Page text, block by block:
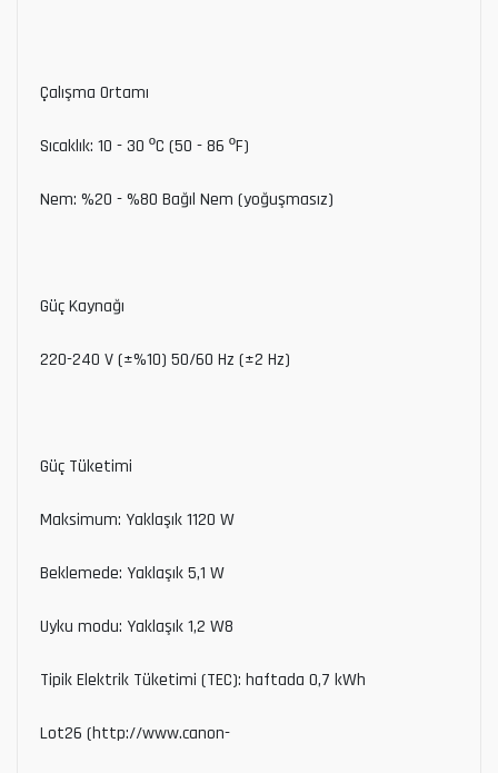
Çalışma Ortamı
Sıcaklık: 10 - 30 ºC (50 - 86 ºF)
Nem: %20 - %80 Bağıl Nem (yoğuşmasız)
Güç Kaynağı
220-240 V (±%10) 50/60 Hz (±2 Hz)
Güç Tüketimi
Maksimum: Yaklaşık 1120 W
Beklemede: Yaklaşık 5,1 W
Uyku modu: Yaklaşık 1,2 W8
Tipik Elektrik Tüketimi (TEC): haftada 0,7 kWh
Lot26 (http://www.canon-